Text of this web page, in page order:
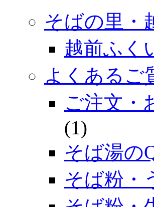
そばの里・
越前ふく
よくあるご
ご注文・
(1)
そば湯の
そば粉・